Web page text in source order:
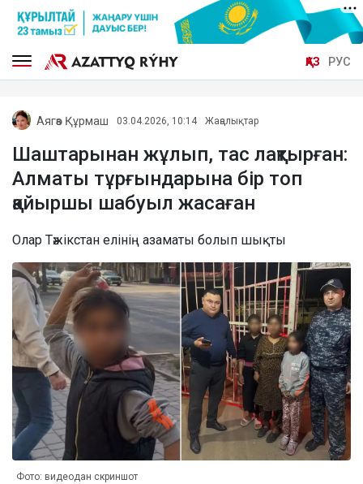
ҚАЗ РУС
Аягөз Құрмаш 03.04.2026, 10:14 Жаңалықтар
Шаштарынан жұлып, тас лақтырған:
Алматы тұрғындарына бір топ
қайыршы шабуыл жасаған
Олар Тәжікстан елінің азаматы болып шықты
Фото: видеодан скриншот